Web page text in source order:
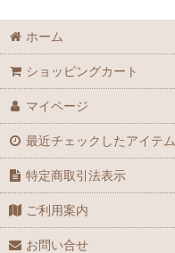
ホーム
ショッピングカート
マイページ
最近チェックしたアイテム
特定商取引法表示
ご利用案内
お問い合せ